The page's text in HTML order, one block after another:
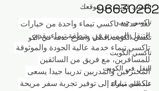
تاكسي قريب من موقعك
تاكسي جيب
تكسي الكويت افضل واسرع خدمه في الكو
تاكسي الكويت
النقل في الكويت
عبد الله مبارك
96630262
تعد خدمة تاكسي تيماء واحدة من خيارات
التنقل المميزة في منطقة تيماء. يقدم
تاكسي تيماء خدمة عالية الجودة والموثوقة
للمسافرين، مع فريق من السائقين
المحترفين والمدربين تدريبا جيدا. يسعى
تاكسي تيماء إلى توفير تجربة سفر مريحة